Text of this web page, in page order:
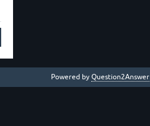
Powered by Question2Answer